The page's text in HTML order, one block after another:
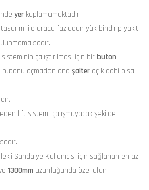
yer kaplamamaktadır.
tasarımı ile araca fazladan yük bindirip yakıt
çalıştırılması için bir buton
butonu açmadan ana şalter açık dahi olsa
lift sistemi çalışmayacak şekilde
Sandalye Kullanıcısı için sağlanan en az
1300mm uzunluğunda özel alan